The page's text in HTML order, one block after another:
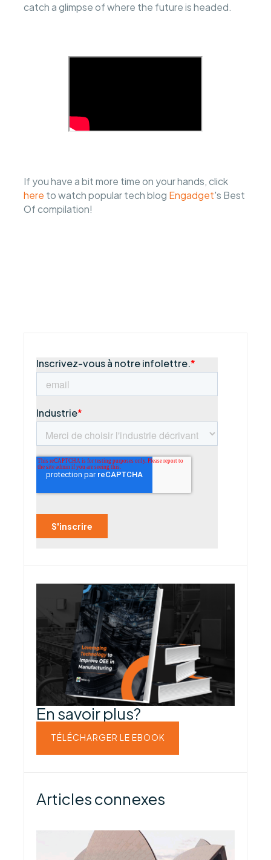
catch a glimpse of where the future is headed.
If you have a bit more time on your hands, click
here to watch popular tech blog Engadget's Best
Of compilation!
En savoir plus?
TÉLÉCHARGER LE EBOOK
Articles connexes